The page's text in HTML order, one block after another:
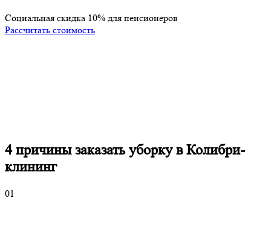
Социальная скидка 10% для пенсионеров
Рассчитать стоимость
4 причинызаказать уборку в Колибри-
клининг
01